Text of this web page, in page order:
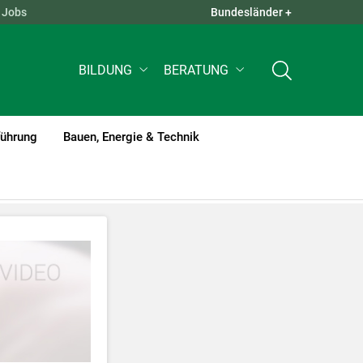
QUICK LINKS +
Jobs Bundesländer +
BILDUNG BERATUNG
Bauen, Energie & Technik
werden